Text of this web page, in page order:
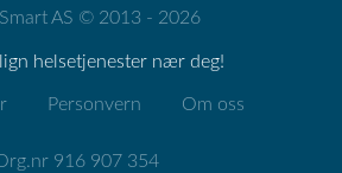
AS © 2013 - 2026
helsetjenester nær deg!
Personvern Om oss
916 907 354